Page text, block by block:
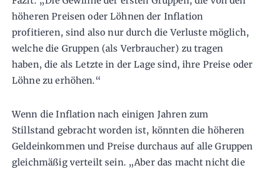
höheren Preisen oder Löhnen der Inflation
profitieren, sind also nur durch die Verluste möglich,
welche die Gruppen (als Verbraucher) zu tragen
haben, die als Letzte in der Lage sind, ihre Preise oder
Löhne zu erhöhen.“
Wenn die Inflation nach einigen Jahren zum
Stillstand gebracht worden ist, könnten die höheren
Geldeinkommen und Preise durchaus auf alle Gruppen
gleichmäßig verteilt sein. „Aber das macht nicht die